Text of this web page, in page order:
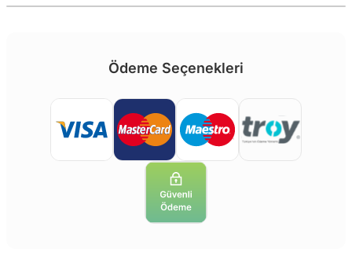
Ödeme Seçenekleri